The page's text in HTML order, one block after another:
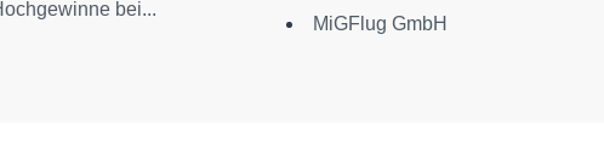
bei...
MiGFlug GmbH